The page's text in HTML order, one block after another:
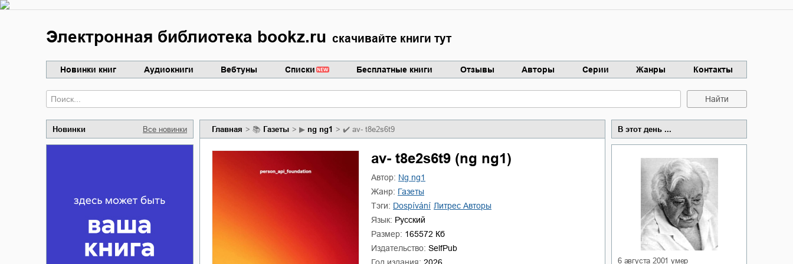
Электронная библиотека bookz.ru скачивайте книги тут
Новинки книг Аудиокниги Вебтуны Списки Бесплатные книги Отзывы Авторы Серии Жанры Контакты
Найти
Новинки Все новинки Главная 📚 газеты ▶ ng ng1 ✔️ av- t8e2s6t9
av- t8e2s6t9 (ng ng1)
Автор:
ng ng1
Жанр:
газеты
Тэги:
dospívání
Литрес Авторы
Язык: Русский
Размер: 165572 Кб
Издательство: SelfPub
В этот день ...
6 августа 2001 умер